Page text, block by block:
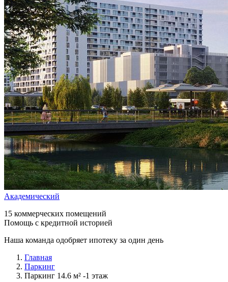
Академический
15 коммерческих помещений
Помощь с кредитной историей
Наша команда одобряет ипотеку за один день
Главная
Паркинг
Паркинг 14.6 м² -1 этаж